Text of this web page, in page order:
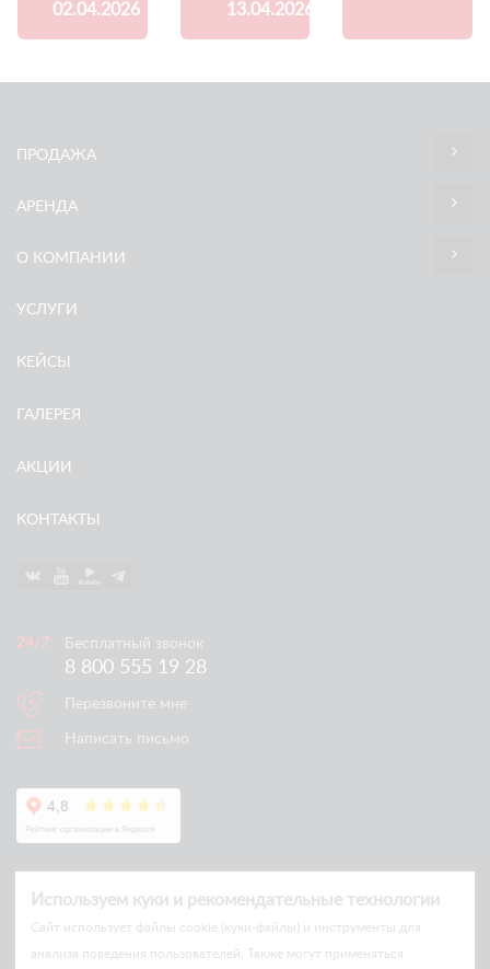
02.04.2026
13.04.2026
ПРОДАЖА
АРЕНДА
О КОМПАНИИ
УСЛУГИ
КЕЙСЫ
ГАЛЕРЕЯ
АКЦИИ
КОНТАКТЫ
Бесплатный звонок
8 800 555 19 28
Перезвоните мне
Написать письмо
Используем куки и рекомендательные технологии
Cайт использует файлы cookie (куки-файлы) и инструменты для
анализа поведения пользователей. Также могут применяться